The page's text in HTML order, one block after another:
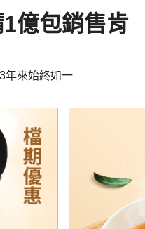
億包銷售肯
年來始終如一